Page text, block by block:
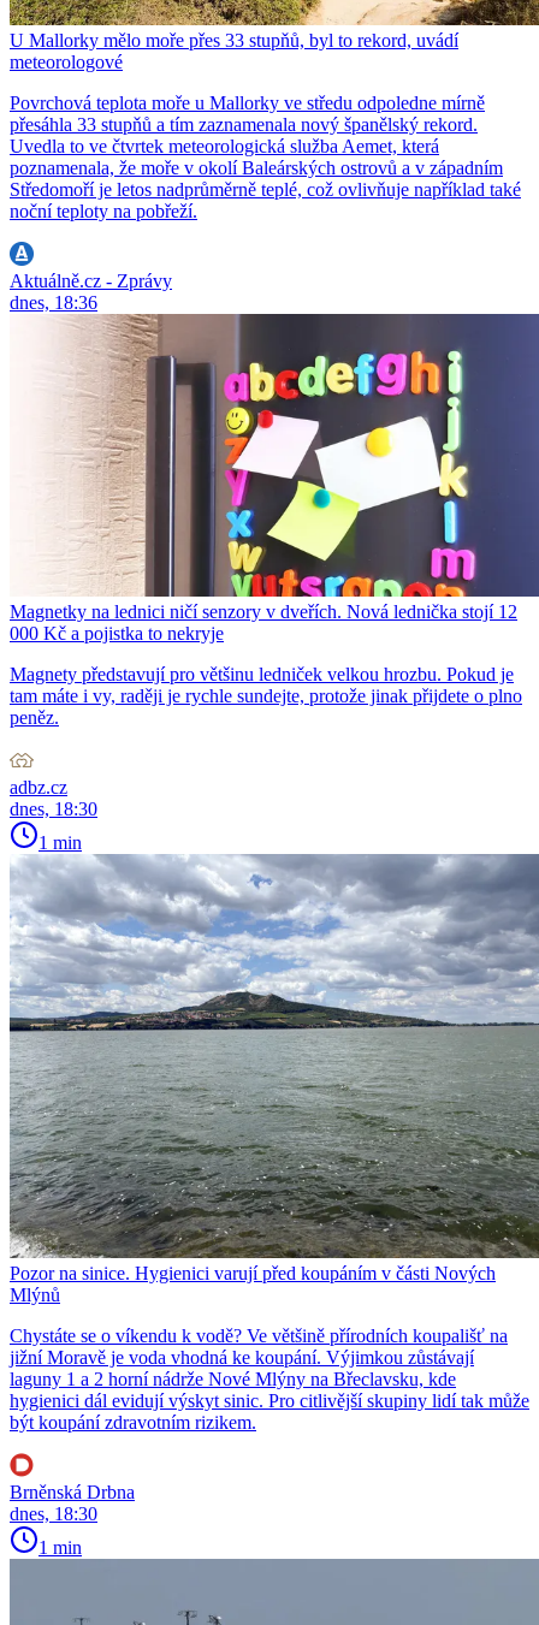
U Mallorky mělo moře přes 33 stupňů, byl to rekord, uvádí
meteorologové
Povrchová teplota moře u Mallorky ve středu odpoledne mírně
přesáhla 33 stupňů a tím zaznamenala nový španělský rekord.
Uvedla to ve čtvrtek meteorologická služba Aemet, která
poznamenala, že moře v okolí Baleárských ostrovů a v západním
Středomoří je letos nadprůměrně teplé, což ovlivňuje například také
noční teploty na pobřeží.
Aktuálně.cz - Zprávy
dnes, 18:36
Magnetky na lednici ničí senzory v dveřích. Nová lednička stojí 12
000 Kč a pojistka to nekryje
Magnety představují pro většinu ledniček velkou hrozbu. Pokud je
tam máte i vy, raději je rychle sundejte, protože jinak přijdete o plno
peněz.
adbz.cz
dnes, 18:30
1 min
Pozor na sinice. Hygienici varují před koupáním v části Nových
Mlýnů
Chystáte se o víkendu k vodě? Ve většině přírodních koupališť na
jižní Moravě je voda vhodná ke koupání. Výjimkou zůstávají
laguny 1 a 2 horní nádrže Nové Mlýny na Břeclavsku, kde
hygienici dál evidují výskyt sinic. Pro citlivější skupiny lidí tak může
být koupání zdravotním rizikem.
Brněnská Drbna
dnes, 18:30
1 min